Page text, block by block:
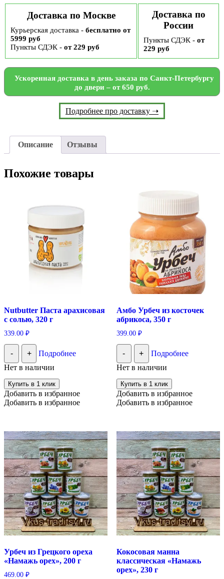
Доставка по Москве
Курьерская доставка - бесплатно от
5999 руб
Пункты СДЭК - от 229 руб
Доставка по
России
Пункты СДЭК - от
229 руб
Ускоренная доставка в день заказа по Санкт-Петербургу
до двери – от 650 руб.
Подробнее про доставку ➝
Описание Отзывы
Похожие товары
Nutbutter Паста арахисовая
c солью, 320 г
339.00 ₽
- +
Подробнее
Нет в наличии
Купить в 1 клик
Добавить в избранное
Добавить в избранное
Амбо Урбеч из косточек
абрикоса, 350 г
399.00 ₽
- +
Подробнее
Нет в наличии
Купить в 1 клик
Добавить в избранное
Добавить в избранное
Урбеч из Грецкого ореха
«Намажь орех», 200 г
469.00 ₽
Кокосовая манна
классическая «Намажь
орех», 230 г